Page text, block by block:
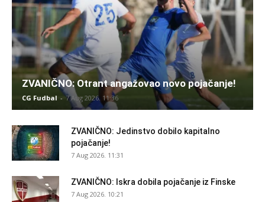
ZVANIČNO: Otrant angažovao novo pojačanje!
CG Fudbal - 7 Aug 2026. 11:36
ZVANIČNO: Jedinstvo dobilo kapitalno
pojačanje!
7 Aug 2026. 11:31
ZVANIČNO: Iskra dobila pojačanje iz Finske
7 Aug 2026. 10:21